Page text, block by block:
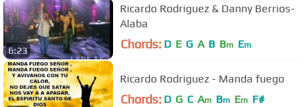
6:23
Ricardo Rodriguez & Danny Berrios-
Alaba
Chords: D E G A B Bm Em
Ricardo Rodriguez - Manda fuego
Chords: D G C Am Bm Em F#